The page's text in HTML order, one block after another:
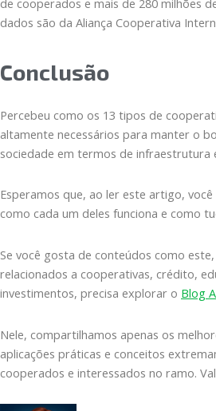
dados são da Aliança Cooperativa
Conclusão
Percebeu como os 13 tipos de
altamente necessários para manter o
sociedade em termos de infraestrutura
Esperamos que, ao ler este artigo,
como cada um deles funciona e como
Se você gosta de conteúdos como
relacionados a cooperativas, crédito,
investimentos, precisa explorar o Blog
Nele, compartilhamos apenas os
aplicações práticas e conceitos
cooperados e interessados no ramo.